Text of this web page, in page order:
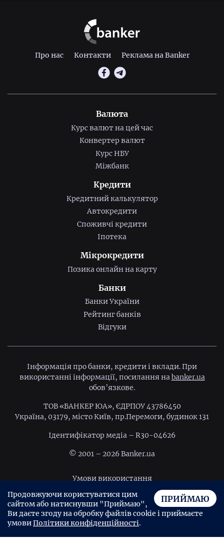
Про нас Контакти Реклама на Banker
Валюта
Курс валют на цей час
Конвертер валют
Курс НБУ
Міжбанк
Кредити
Кредитний калькулятор
Автокредити
Споживчі кредити
Іпотека
Мікрокредити
Позика онлайн на карту
Банки
Банки України
Рейтинг банків
Відгуки
Інформація про банки, кредити і вклади. При
використанні інформації, посилання наbanker.ua
обов’язкове.
ТОВ «БАНКЕР ЮА», ЄДРПОУ 43786450
Україна, 03179, місто Київ, пр.Перемоги, будинок 131
Ідентифiкатор медiа – R30-04626
© 2001 – 2026 Banker.ua
Умови використання
Політика конфіденційності
Угода користувача
ПРИЙМАЮ
Продовжуючи користуватися цим
сайтом або натиснувши "Приймаю",
Ви даєте згоду на обробку файлів cookie і приймаєте
умовиПолітики конфіденційності.